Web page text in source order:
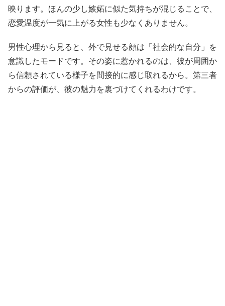
映ります。ほんの少し嫉妬に似た気持ちが混じることで、
恋愛温度が一気に上がる女性も少なくありません。
男性心理から見ると、外で見せる顔は「社会的な自分」を
意識したモードです。その姿に惹かれるのは、彼が周囲か
ら信頼されている様子を間接的に感じ取れるから。第三者
からの評価が、彼の魅力を裏づけてくれるわけです。